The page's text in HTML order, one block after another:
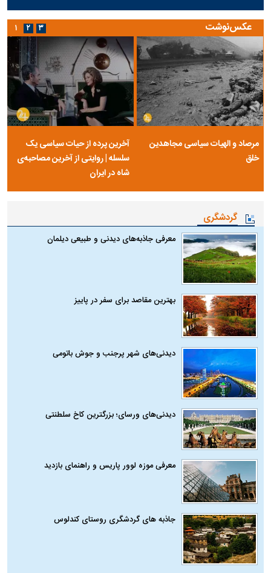
عکس‌نوشت
مرصاد و الهیات سیاسی مجاهدین
خلق
آخرین پرده از حیات سیاسی یک
سلسله | روایتی از آخرین مصاحبه‌ی
شاه در ایران
۱ ۲ ۳
گردشگری
معرفی جاذبه‌های دیدنی و طبیعی دیلمان
بهترین مقاصد برای سفر در پاییز
دیدنی‌های شهر پرجنب و جوش باتومی
دیدنی‌های ورسای؛ بزرگترین کاخ سلطنتی
معرفی موزه لوور پاریس و راهنمای بازدید
جاذبه های گردشگری روستای کندلوس